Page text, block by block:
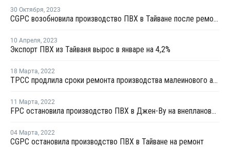
30 Октября, 2023
CGPC возобновила производство ПВХ в Тайване после ремонта
10 Апреля, 2023
Экспорт ПВХ из Тайваня вырос в январе на 4,2%
18 Марта, 2022
TPCC продлила сроки ремонта производства малеинового ангидрида в Тайване
11 Марта, 2022
FPC остановила производство ПВХ в Джен-Ву на внеплановый ремонт
04 Марта, 2022
CGPC остановила производство ПВХ в Тайване на ремонт